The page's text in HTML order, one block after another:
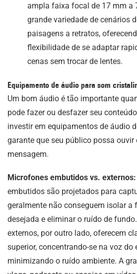
ampla faixa focal de 17 mm a
grande variedade de cenários
paisagens a retratos,
flexibilidade de se adaptar
cenas sem trocar de lentes.
Equipamento de áudio para som
Um bom áudio é tão importante
pode fazer ou desfazer seu
investir em equipamentos de áudio
garante que seu público possa ouvir
mensagem.
Microfones embutidos vs. externos:
embutidos são projetados para
geralmente não conseguem isolar a
desejada e eliminar o ruído de
externos, por outro lado, oferecem
superior, concentrando-se na voz do
minimizando o ruído ambiente. A